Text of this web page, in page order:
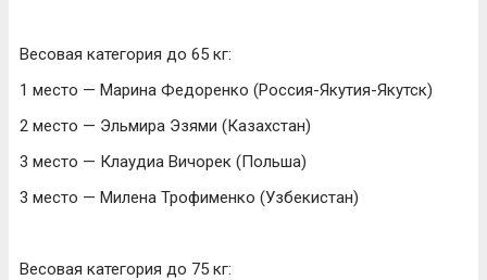
Весовая категория до 65 кг:
1 место — Марина Федоренко (Россия-Якутия-Якутск)
2 место — Эльмира Эзями (Казахстан)
3 место — Клаудиа Вичорек (Польша)
3 место — Милена Трофименко (Узбекистан)
Весовая категория до 75 кг: